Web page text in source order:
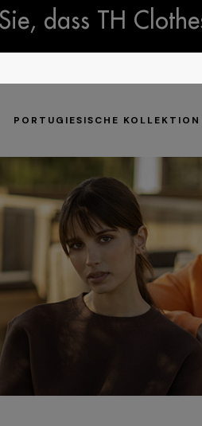
dass TH
PORTUGIESISCHE KOLLEKTION